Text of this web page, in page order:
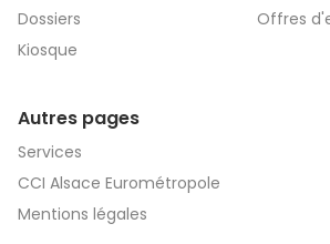
Dossiers
Kiosque
Offres
Autres pages
Services
CCI Alsace Eurométropole
Mentions légales